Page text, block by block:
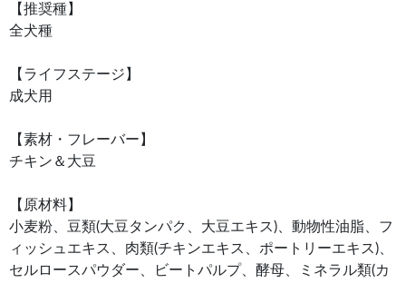
【推奨種】
全犬種
【ライフステージ】
成犬用
【素材・フレーバー】
チキン＆大豆
【原材料】
小麦粉、豆類(大豆タンパク、大豆エキス)、動物性油脂、フ
ィッシュエキス、肉類(チキンエキス、ポートリーエキス)、
セルロースパウダー、ビートパルプ、酵母、ミネラル類(カ